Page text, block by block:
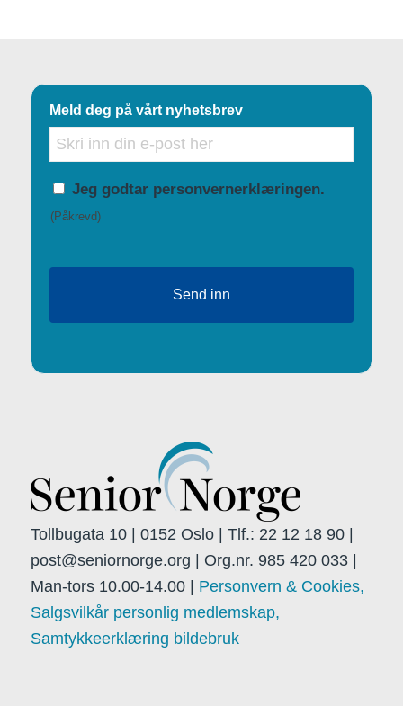
Tollbugata 10 | 0152 Oslo | Tlf.: 22 12 18 90 |
post@seniornorge.org | Org.nr. 985 420 033 |
Man-tors 10.00-14.00 | Personvern & Cookies,
Salgsvilkår personlig medlemskap,
Samtykkeerklæring bildebruk
Meld deg på vårt nyhetsbrev
E-
post
Tillatelse
(Påkrevd)
Jeg godtar personvernerklæringen.
(Påkrevd)